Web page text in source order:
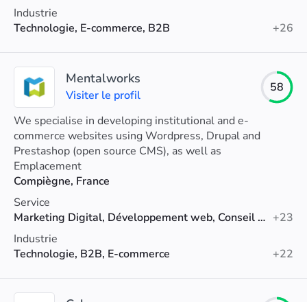
Industrie
Technologie, E-commerce, B2B
+26
Mentalworks
Visiter le profil
58
We specialise in developing institutional and e-
commerce websites using Wordpress, Drupal and
Prestashop (open source CMS), as well as
PHP/Symfony-Sylius for more ambitious projects.
Emplacement
Compiègne, France
Service
Marketing Digital, Développement web, Conseil en référencement +23
Industrie
Technologie, B2B, E-commerce
+22